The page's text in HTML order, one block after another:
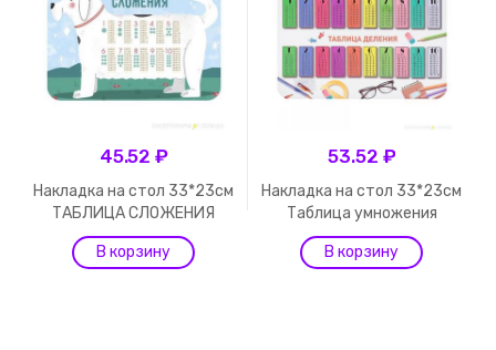
45.52 ₽
Накладка на стол 33*23см
ТАБЛИЦА СЛОЖЕНИЯ
53.52 ₽
Накладка на стол 33*23см
Таблица умножения